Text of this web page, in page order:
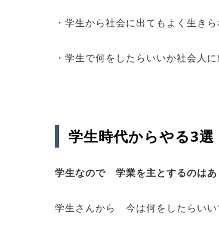
・学生から社会に出てもよく生き
・学生で何をしたらいいか社会人
学生時代からやる3選
学生なので 学業を主とするのはあ
学生さんから 今は何をしたらい